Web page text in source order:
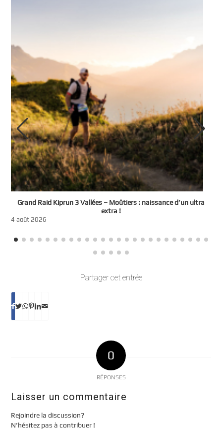
Grand Raid Kiprun 3 Vallées – Moûtiers : naissance d’un ultra
extra !
4 août 2026
Partager cet entrée
0
RÉPONSES
Laisser un commentaire
Rejoindre la discussion?
N’hésitez pas à contribuer !